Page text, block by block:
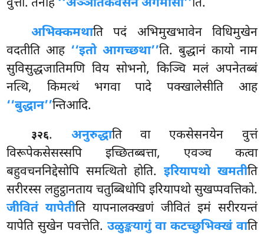
वुत्तो. तेनाह‘‘अञ्ञातकवेसेन अगमासी’’ति.
अभिक्कमथातिपदं अभिमुखभावेन विधिमुखेन
वदतीति आह ‘‘इतो आगच्छथा’’ति. बुद्धानं कायो नाम
सुविसुद्धजातिमणि विय सोभनो, किञ्चि मलं अपनेतब्बं
नत्थि, किमत्थं भगवा पादे पक्खालेसीति आह
‘‘बुद्धान’’न्तिआदि.
३२६. अनुरुद्धाति वा एकसेसनयेन वुत्तं
विरूपेकसेसस्सपि इच्छितब्बत्ता, एवञ्च कत्वा
बहुवचननिद्देसोपि समत्थितो होति. इरियापथो खमतीति
सरीरस्स लहुट्ठानताय चतुब्बिधोपि इरियापथो सुखप्पवत्तिको.
जीवितं यापेतीति यापनालक्खणं जीवितं इमं सरीरयन्तं
यापेति सुखेन पवत्तेति. उळुङ्कयागुं वा कटच्छुभिक्खं वाति